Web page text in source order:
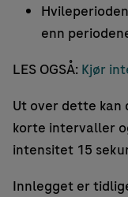
enn
LES OGSÅ: Kjør
Ut over dette kan
korte intervaller
intensitet 15
Innlegget er